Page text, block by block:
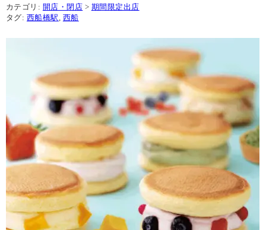
カテゴリ: 開店・閉店 > 期間限定出店
タグ: 西船橋駅 西船